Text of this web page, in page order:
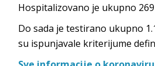
Hospitalizovano je ukupno
Do sada je testirano ukupno
su ispunjavale kriterijume